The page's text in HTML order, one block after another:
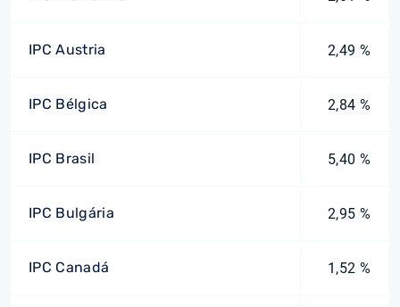
IPC Austria 2,49 %
IPC Bélgica 2,84 %
IPC Brasil 5,40 %
IPC Bulgária 2,95 %
IPC Canadá 1,52 %